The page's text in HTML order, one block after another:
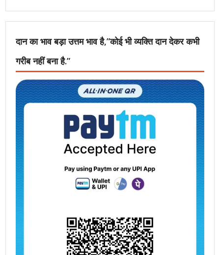
दान का भाव बड़ा उत्तम भाव है,”कोई भी व्यक्ति दान देकर कभी
गरीब नहीं बना है.”